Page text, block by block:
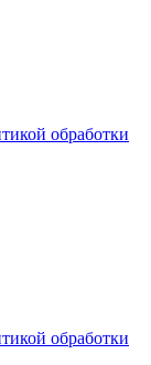
обработки
обработки